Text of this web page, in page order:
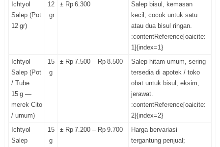
Ichtyol
Salep (Pot
12 gr)
12
gr
± Rp 6.300
Salep bisul, kemasan
kecil; cocok untuk satu
atau dua bisul ringan.
:contentReference[oaicite:
1]{index=1}
Ichtyol
Salep (Pot
/ Tube
15 g —
merek Cito
/ umum)
15
g
± Rp 7.500 – Rp 8.500
Salep hitam umum, sering
tersedia di apotek / toko
obat untuk bisul, eksim,
jerawat.
:contentReference[oaicite:
2]{index=2}
Ichtyol
Salep
15
g
± Rp 7.200 – Rp 9.700
Harga bervariasi
tergantung penjual;